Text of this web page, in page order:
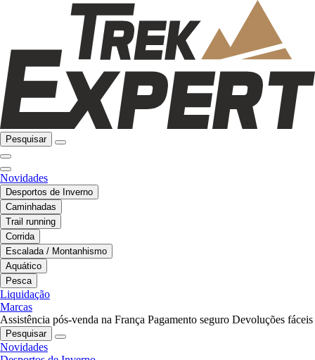
Pesquisar
Novidades
Desportos de Inverno
Caminhadas
Trail running
Corrida
Escalada / Montanhismo
Aquático
Pesca
Liquidação
Marcas
Assistência pós-venda na França Pagamento seguro Devoluções fáceis
Pesquisar
Novidades